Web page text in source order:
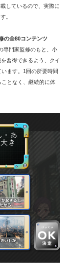
しているので、実際に
。
の全80コンテンツ
専門家監修のもと、小
習得できるよう、クイ
ます。1回の所要時間
となく、継続的に体